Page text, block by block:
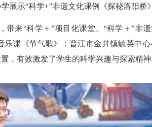
展示“科学+”非遗文化课例《探秘洛阳桥》
“科学＋”项目化课堂、“科学＋”非
乐课《节气歌》；晋江市金井镇毓英
，有效激发了学生的科学兴趣与探索精神